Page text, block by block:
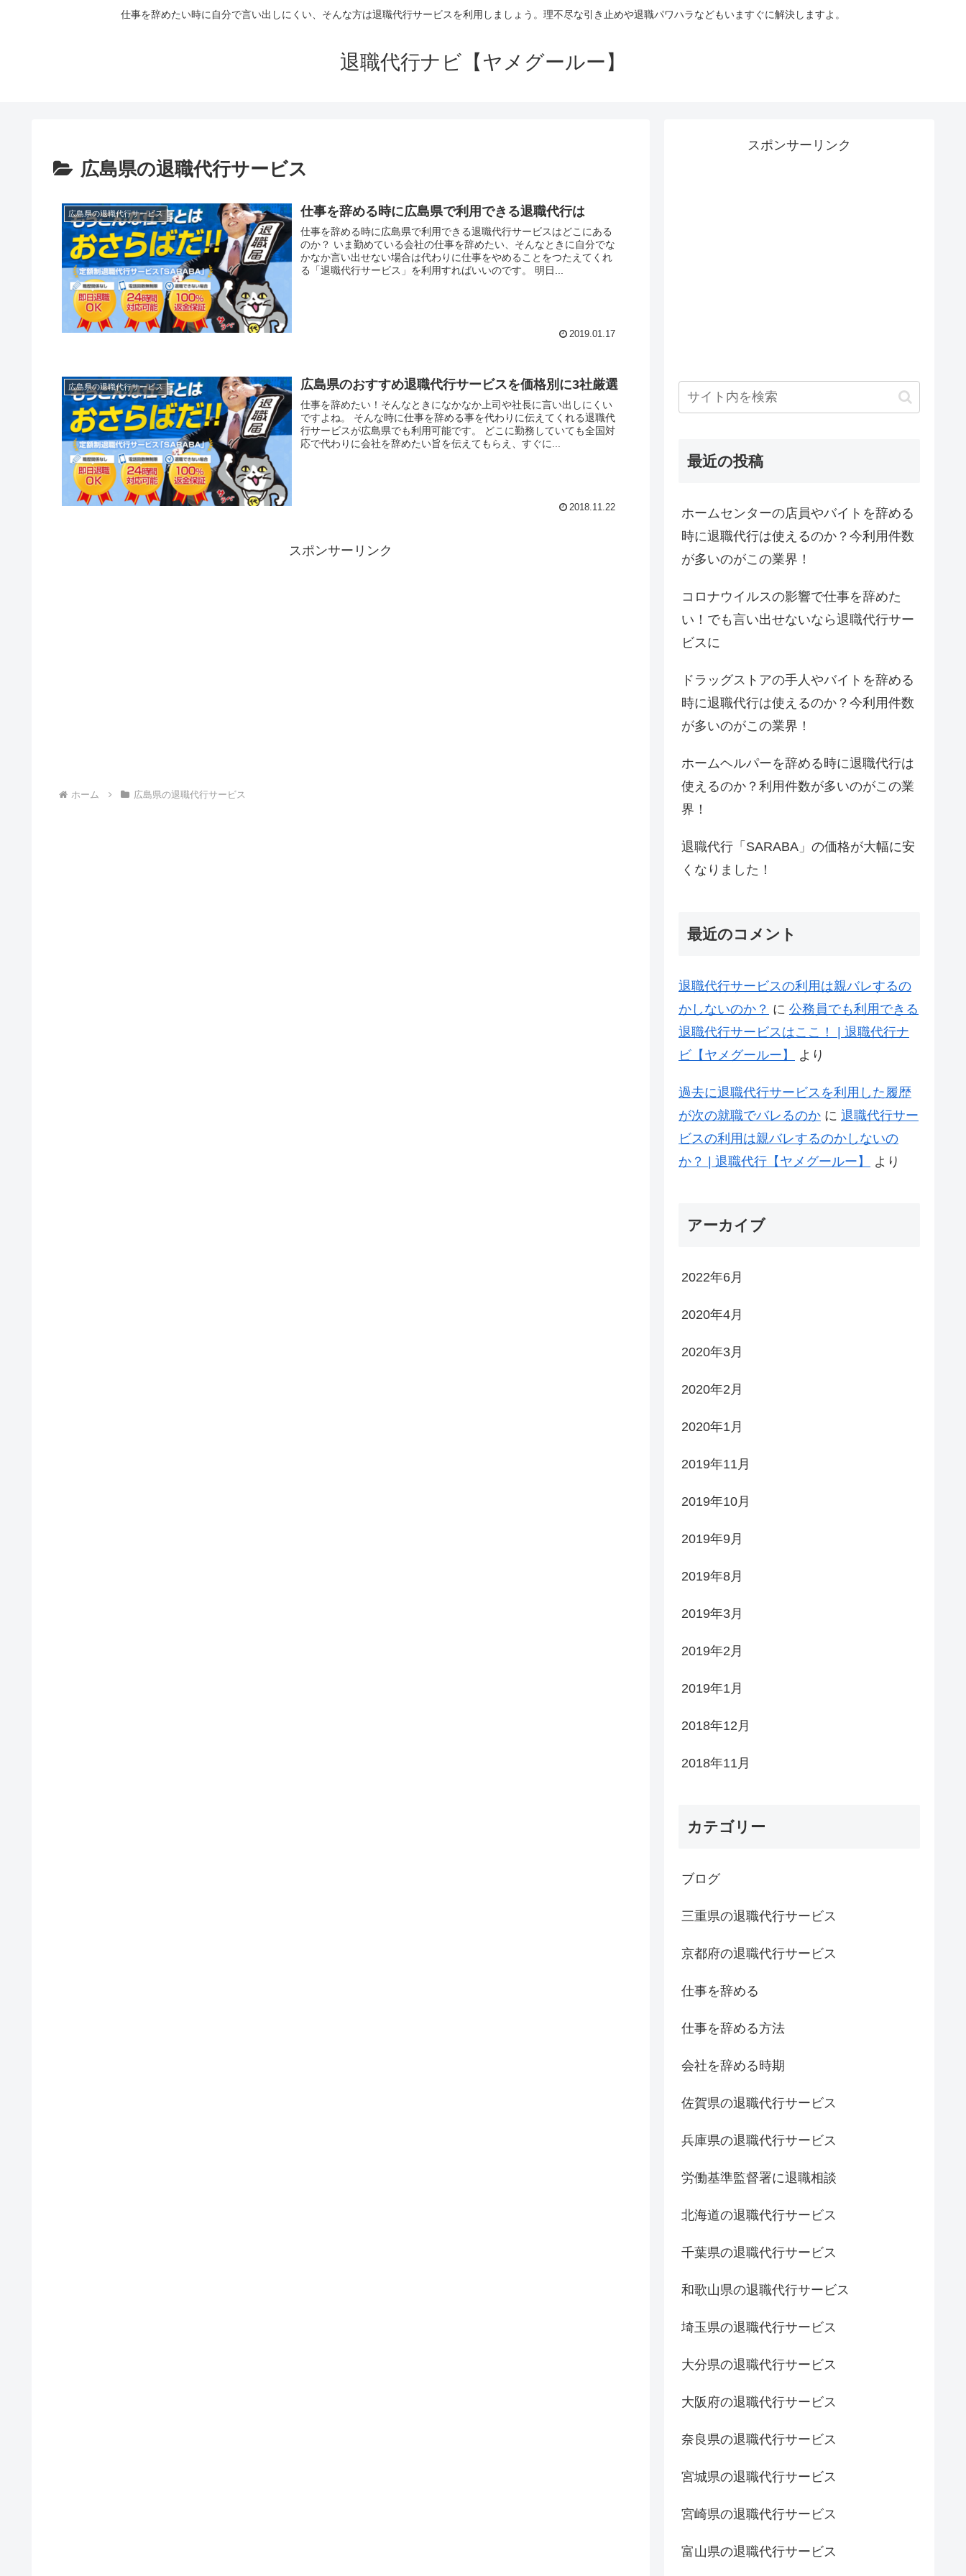
仕事を辞めたい時に自分で言い出しにくい、そんな方は退職代行サービスを利用しましょう。理不尽な引き止めや退職パワハラなどもいますぐに解決しますよ。
退職代行ナビ【ヤメグールー】
広島県の退職代行サービス
広島県の退職代行サービス 仕事を辞める時に広島県で利用できる退職代行は
仕事を辞める時に広島県で利用できる退職代行サービスはどこにある
のか？ いま勤めている会社の仕事を辞めたい、そんなときに自分でな
かなか言い出せない場合は代わりに仕事をやめることをつたえてくれ
る「退職代行サービス」を利用すればいいのです。 明日...
2019.01.17
広島県の退職代行サービス 広島県のおすすめ退職代行サービスを価格別に3社厳選
仕事を辞めたい！そんなときになかなか上司や社長に言い出しにくい
ですよね。 そんな時に仕事を辞める事を代わりに伝えてくれる退職代
行サービスが広島県でも利用可能です。 どこに勤務していても全国対
応で代わりに会社を辞めたい旨を伝えてもらえ、すぐに...
2018.11.22
スポンサーリンク
ホーム 広島県の退職代行サービス
スポンサーリンク
最近の投稿
ホームセンターの店員やバイトを辞める
時に退職代行は使えるのか？今利用件数
が多いのがこの業界！
コロナウイルスの影響で仕事を辞めた
い！でも言い出せないなら退職代行サー
ビスに
ドラッグストアの手人やバイトを辞める
時に退職代行は使えるのか？今利用件数
が多いのがこの業界！
ホームヘルパーを辞める時に退職代行は
使えるのか？利用件数が多いのがこの業
界！
退職代行「SARABA」の価格が大幅に安
くなりました！
最近のコメント
退職代行サービスの利用は親バレするの
かしないのか？ に 公務員でも利用できる
退職代行サービスはここ！ | 退職代行ナ
ビ【ヤメグールー】
より
過去に退職代行サービスを利用した履歴
が次の就職でバレるのか に 退職代行サー
ビスの利用は親バレするのかしないの
か？ | 退職代行【ヤメグールー】
より
アーカイブ
2022年6月
2020年4月
2020年3月
2020年2月
2020年1月
2019年11月
2019年10月
2019年9月
2019年8月
2019年3月
2019年2月
2019年1月
2018年12月
2018年11月
カテゴリー
ブログ
三重県の退職代行サービス
京都府の退職代行サービス
仕事を辞める
仕事を辞める方法
会社を辞める時期
佐賀県の退職代行サービス
兵庫県の退職代行サービス
労働基準監督署に退職相談
北海道の退職代行サービス
千葉県の退職代行サービス
和歌山県の退職代行サービス
埼玉県の退職代行サービス
大分県の退職代行サービス
大阪府の退職代行サービス
奈良県の退職代行サービス
宮城県の退職代行サービス
宮崎県の退職代行サービス
富山県の退職代行サービス